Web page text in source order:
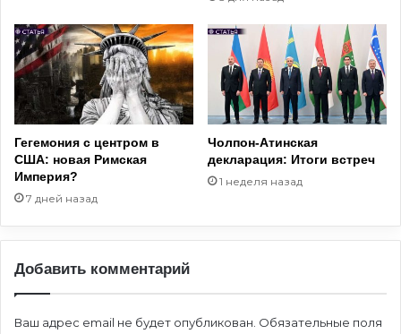
Гегемония с центром в
США: новая Римская
Империя?
7 дней назад
Чолпон-Атинская
декларация: Итоги встреч
1 неделя назад
Добавить комментарий
Ваш адрес email не будет опубликован. Обязательные поля